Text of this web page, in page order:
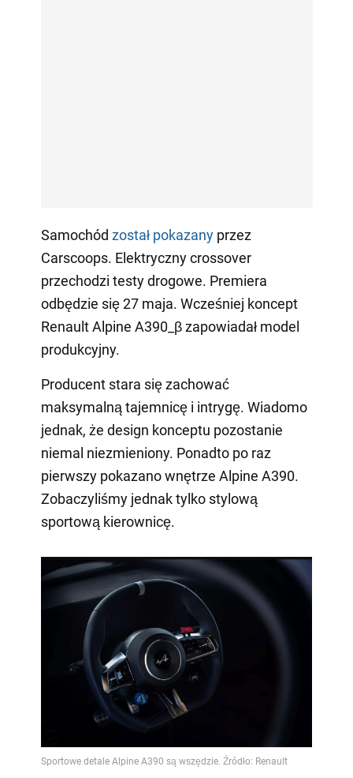
Samochód został pokazanyprzez
Carscoops. Elektryczny crossover
przechodzi testy drogowe. Premiera
odbędzie się 27 maja. Wcześniej koncept
Renault Alpine A390_β zapowiadał model
produkcyjny.
Producent stara się zachować
maksymalną tajemnicę i intrygę. Wiadomo
jednak, że design konceptu pozostanie
niemal niezmieniony. Ponadto po raz
pierwszy pokazano wnętrze Alpine A390.
Zobaczyliśmy jednak tylko stylową
sportową kierownicę.